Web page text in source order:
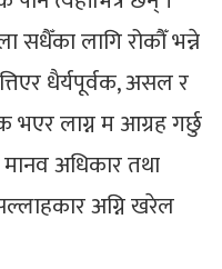
लागि रोकौँ भन्ने
धैर्यपूर्वक, असल र
भएर लाग्न म आग्रह गर्छु
मानव अधिकार तथा
अग्नि खरेल